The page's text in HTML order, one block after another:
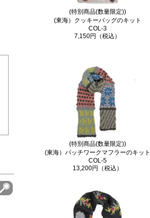
(特別商品(数量限定))
(東海）クッキーバッグのキット
COL-3
7,150円（税込）
(特別商品(数量限定))
(東海）パッチワークマフラーのキット
COL-5
13,200円（税込）